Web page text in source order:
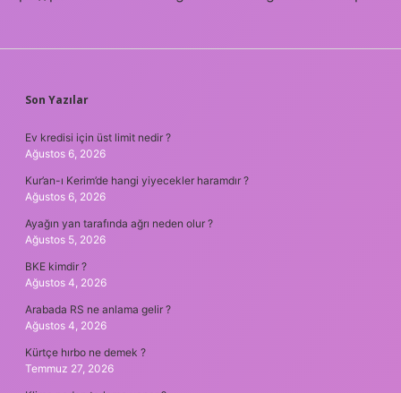
SIDEBAR
Son Yazılar
Ev kredisi için üst limit nedir ?
Ağustos 6, 2026
Kur’an-ı Kerim’de hangi yiyecekler haramdır ?
Ağustos 6, 2026
Ayağın yan tarafında ağrı neden olur ?
Ağustos 5, 2026
BKE kimdir ?
Ağustos 4, 2026
Arabada RS ne anlama gelir ?
Ağustos 4, 2026
Kürtçe hırbo ne demek ?
Temmuz 27, 2026